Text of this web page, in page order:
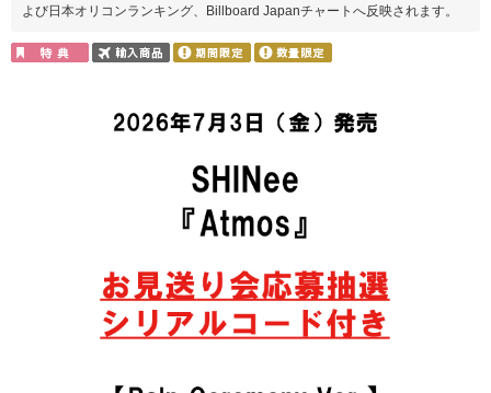
よび日本オリコンランキング、Billboard Japanチャートへ反映されます。